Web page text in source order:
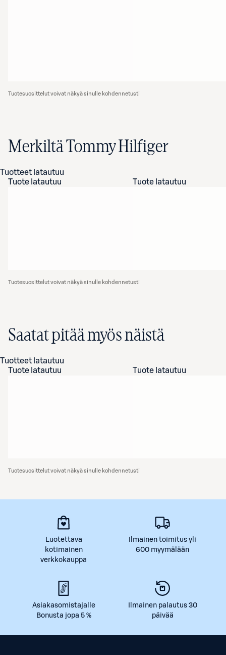
Tuotesuosittelut voivat näkyä sinulle kohdennetusti
Merkiltä Tommy Hilfiger
Tuotteet latautuu
Tuote latautuu
Tuote latautuu
Tuotesuosittelut voivat näkyä sinulle kohdennetusti
Saatat pitää myös näistä
Tuotteet latautuu
Tuote latautuu
Tuote latautuu
Tuotesuosittelut voivat näkyä sinulle kohdennetusti
Luotettava
kotimainen
verkkokauppa
Ilmainen toimitus yli
600 myymälään
Asiakasomistajalle
Bonusta jopa 5 %
Ilmainen palautus 30
päivää